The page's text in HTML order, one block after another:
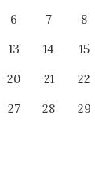
6 7 8
13 14 15
20 21 22
27 28 29